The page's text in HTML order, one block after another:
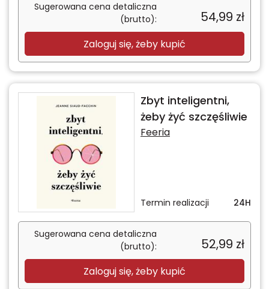
Sugerowana cena detaliczna
(brutto):
54,99 zł
Zaloguj się, żeby kupić
Zbyt inteligentni,
żeby żyć szczęśliwie
Feeria
Termin realizacji 24H
Sugerowana cena detaliczna
(brutto):
52,99 zł
Zaloguj się, żeby kupić